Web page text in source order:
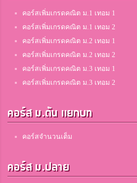
คอร์สเพิ่มเกรดคณิต ม.1 เทอม 1
คอร์สเพิ่มเกรดคณิต ม.1 เทอม 2
คอร์สเพิ่มเกรดคณิต ม.2 เทอม 1
คอร์สเพิ่มเกรดคณิต ม.2 เทอม 2
คอร์สเพิ่มเกรดคณิต ม.3 เทอม 1
คอร์สเพิ่มเกรดคณิต ม.3 เทอม 2
คอร์ส ม.ต้น แยกบท
คอร์สจำนวนเต็ม
คอร์ส ม.ปลาย